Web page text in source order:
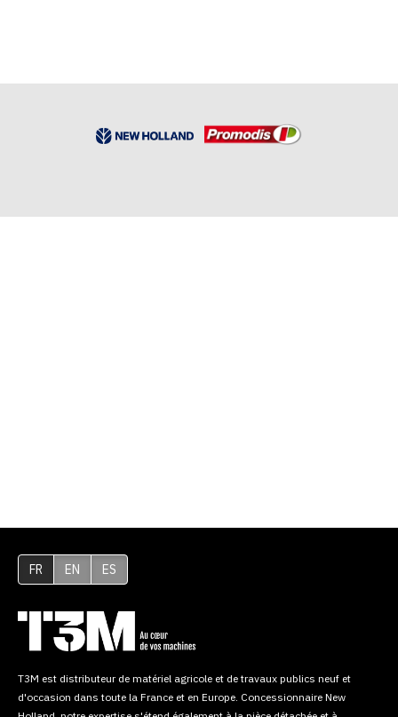
FR EN ES
T3M est distributeur de matériel agricole et de travaux publics neuf et
d'occasion dans toute la France et en Europe. Concessionnaire New